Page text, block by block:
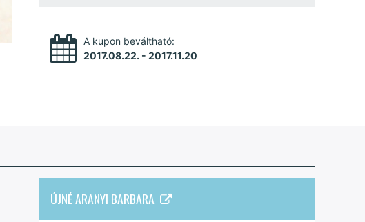
A kupon beváltható:
2017.08.22. - 2017.11.20
ÚJNÉ ARANYI BARBARA